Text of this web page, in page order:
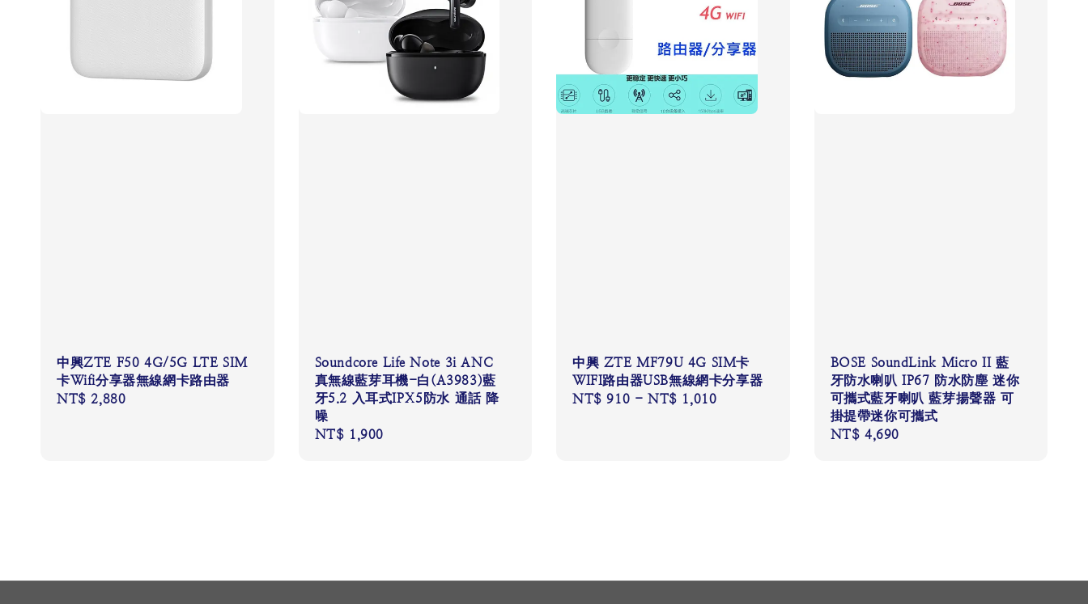
中興ZTE F50 4G/5G LTE SIM
卡Wifi分享器無線網卡路由器
Regular
NT$ 2,880
Soundcore Life Note 3i ANC
真無線藍芽耳機-白(A3983)藍
牙5.2 入耳式IPX5防水 通話 降
噪
Regular
NT$ 1,900
中興 ZTE MF79U 4G SIM卡
WIFI路由器USB無線網卡分享器
Regular
NT$ 910 -NT$ 1,010
BOSE SoundLink Micro II 藍
牙防水喇叭 IP67 防水防塵 迷你
可攜式藍牙喇叭 藍芽揚聲器 可
掛提帶迷你可攜式
Regular
NT$ 4,690